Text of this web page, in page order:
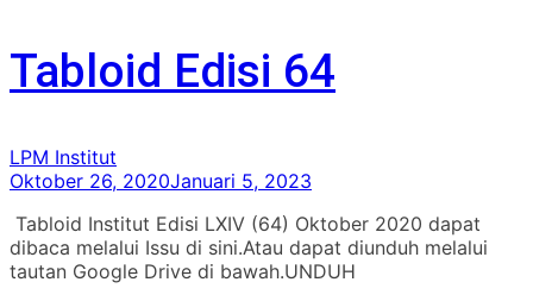
Tabloid Edisi 64
LPM Institut
Oktober 26, 2020Januari 5, 2023
Tabloid Institut Edisi LXIV (64) Oktober 2020 dapat
dibaca melalui Issu di sini.Atau dapat diunduh melalui
tautan Google Drive di bawah.UNDUH